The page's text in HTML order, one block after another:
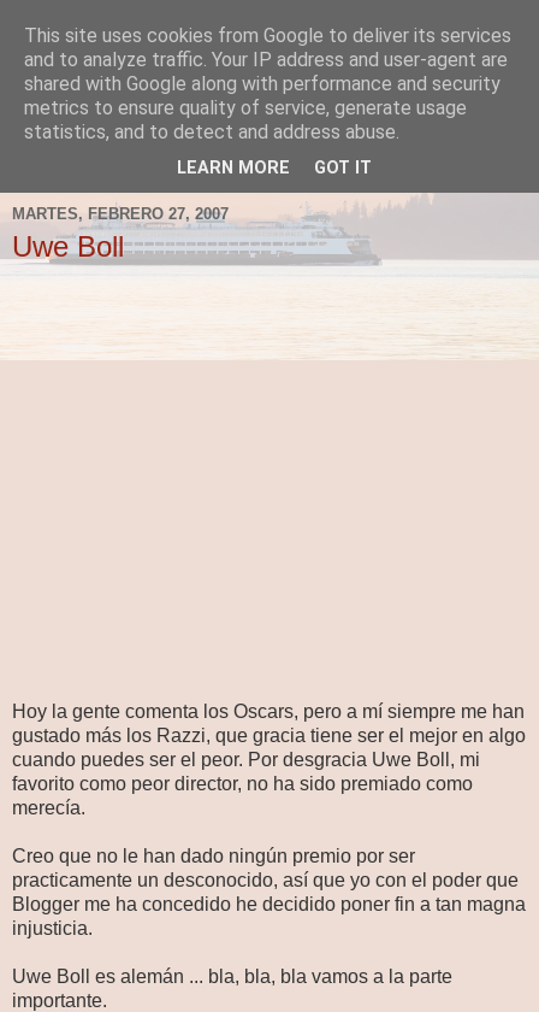
Fergus el Destructor
Blog sobre lo que le apetece escribir a Fergus, en el caso
de que le apetezca escribir.
MARTES, FEBRERO 27, 2007
Uwe Boll
Hoy la gente comenta los Oscars, pero a mí siempre me han
gustado más los Razzi, que gracia tiene ser el mejor en algo
cuando puedes ser el peor. Por desgracia Uwe Boll, mi
favorito como peor director, no ha sido premiado como
merecía.
Creo que no le han dado ningún premio por ser
practicamente un desconocido, así que yo con el poder que
Blogger me ha concedido he decidido poner fin a tan magna
injusticia.
Uwe Boll es alemán ... bla, bla, bla vamos a la parte
importante.
This site uses cookies from Google to deliver its services
and to analyze traffic. Your IP address and user-agent are
shared with Google along with performance and security
metrics to ensure quality of service, generate usage
statistics, and to detect and address abuse.
LEARN MORE GOT IT